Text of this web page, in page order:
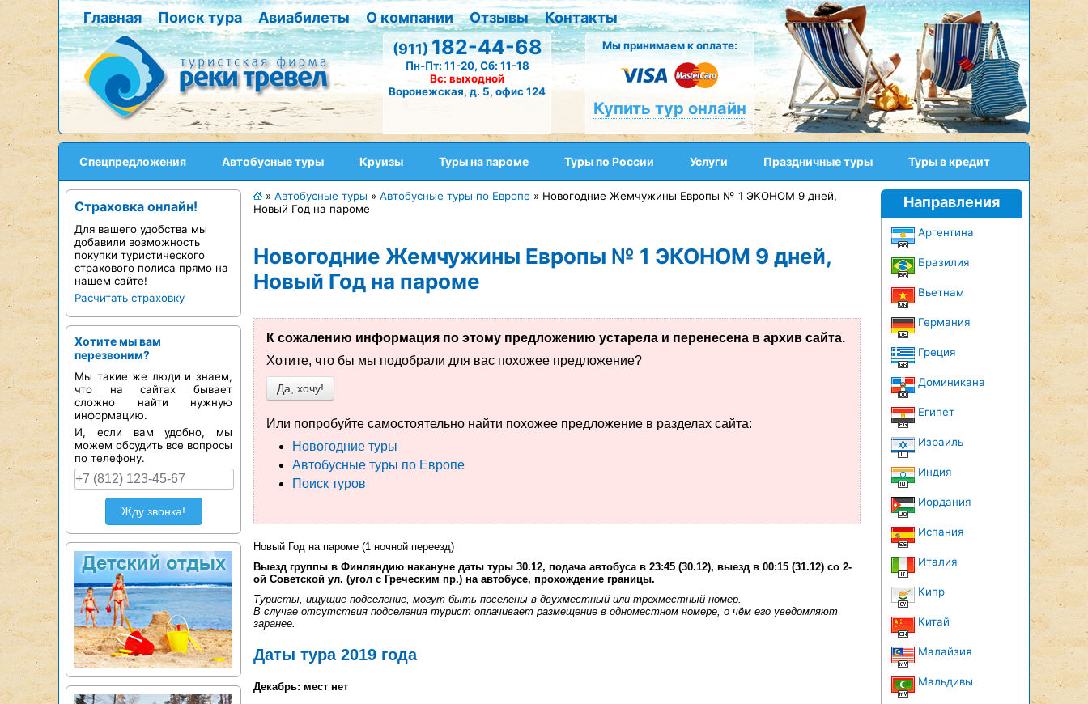
Главная Поиск тура Авиабилеты О компании Отзывы
Контакты
(911)182-44-68
Пн-Пт: 11-20, Сб: 11-18
Вс: выходной
Воронежская, д. 5, офис 124
Мы принимаем к оплате:
Купить тур онлайн
Спецпредложения Автобусные туры Круизы Туры на пароме Туры по России Услуги Праздничные туры Туры в кредит
Страховка онлайн!
Для вашего удобства мы
добавили возможность
покупки туристического
страхового полиса прямо на
нашем сайте!
Расчитать страховку
Хотите мы вам
перезвоним?
Мы такие же люди и знаем,
что на сайтах бывает
сложно найти нужную
информацию.
И, если вам удобно, мы
можем обсудить все вопросы
по телефону.
Жду звонка!
» Автобусные туры » Автобусные туры по Европе » Новогодние Жемчужины Европы № 1 ЭКОНОМ 9 дней,
Новый Год на пароме
Новогодние Жемчужины Европы № 1 ЭКОНОМ 9 дней,
Новый Год на пароме
К сожалению информация по этому предложению устарела и перенесена в архив сайта.
Хотите, что бы мы подобрали для вас похожее предложение?
Да, хочу!
Или попробуйте самостоятельно найти похожее предложение в разделах сайта:
Новогодние туры
Автобусные туры по Европе
Поиск туров
Новый Год на пароме (1 ночной переезд)
Выезд группы в Финляндию накануне даты туры 30.12, подача автобуса в 23:45 (30.12), выезд в 00:15 (31.12) со 2-
ой Советской ул. (угол с Греческим пр.) на автобусе, прохождение границы.
Туристы, ищущие подселение, могут быть поселены в двухместный или трехместный номер.
В случае отсутствия подселения турист оплачивает размещение в одноместном номере, о чём его уведомляют
заранее.
Даты тура 2019 года
Декабрь: мест нет
Направления
Аргентина
Бразилия
Вьетнам
Германия
Греция
Доминикана
Египет
Израиль
Индия
Иордания
Испания
Италия
Кипр
Китай
Малайзия
Мальдивы